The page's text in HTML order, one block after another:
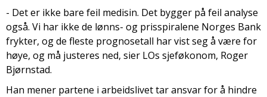
- Det er ikke bare feil medisin. Det bygger på feil analyse
også. Vi har ikke de lønns- og prisspiralene Norges Bank
frykter, og de fleste prognosetall har vist seg å være for
høye, og må justeres ned, sier LOs sjeføkonom, Roger
Bjørnstad.
Han mener partene i arbeidslivet tar ansvar for å hindre